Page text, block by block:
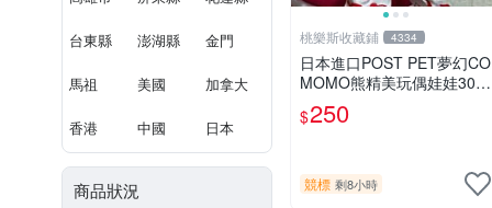
台東縣 澎湖縣 金門
馬祖 美國 加拿大
香港 中國 日本
商品狀況
桃樂斯收藏鋪 4334
日本進口POST PET夢幻CO
MOMO熊精美玩偶娃娃30c
m
$250
競標 剩8小時